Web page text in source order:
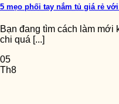
5 mẹo phối tay nắm tủ giá rẻ
Bạn đang tìm cách làm mới
chi quá [...]
05
Th8